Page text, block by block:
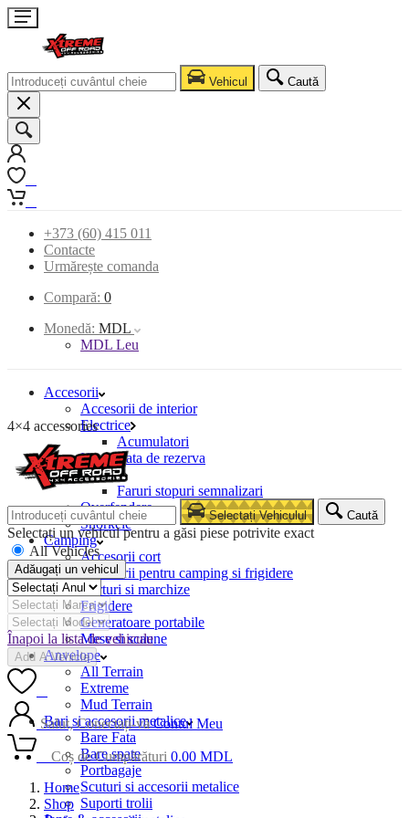
Vehicul Caută
+373 (60) 415 011
Contacte
Urmărește comanda
Compară: 0
Monedă: MDL
MDL Leu
Accesorii
Accesorii de interior
Electrice
Acumulatori
Husa roata de rezerva
Lumini
Faruri stopuri semnalizari
Overfendere
Snorkele
Camping
Accesorii cort
Accesorii pentru camping si frigidere
Corturi si marchize
Frigidere
Generatoare portabile
Mese si scaune
Anvelope
All Terrain
Extreme
Mud Terrain
Bari si accesorii metalice
Bare Fata
Bare spate
Portbagaje
Scuturi si accesorii metalice
Suporti trolii
4×4 accessories
Selectați Vehiculul Caută
Selectați un vehicul pentru a găsi piese potrivite exact
All Vehicles
Adăugați un vehicul
Înapoi la lista de vehicule
Add A Vehicle
Salut, Conectați-văContul Meu
Coș de Cumpărături 0.00 MDL
Home
Shop